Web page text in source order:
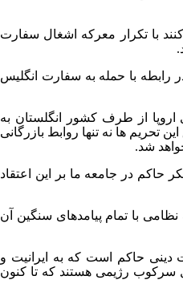
با تکرار معرکه اشغال سفارت
رابطه با حمله‌ به سفارت انگلیس
از طرف کشور انگلستان به
ها نه تنها روابط بازرگانی
شد.
حاکم در جامعه ما بر این اعتقاد
با تمام پیامدهای سنگین آن
دینی حاکم است که به ایرانیت و
سرکوب رژیمی هستند که تا کنون